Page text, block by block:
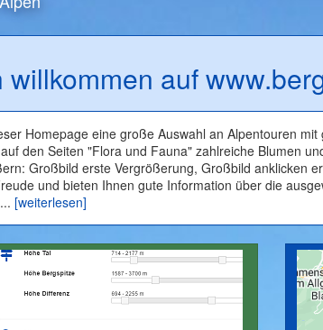
willkommen auf
Homepage eine große Auswahl an Alpentouren
den Seiten "Flora und Fauna" zahlreiche Blumen
Großbild erste Vergrößerung, Großbild anklicken
und bieten Ihnen gute Information über die
[weiterlesen]